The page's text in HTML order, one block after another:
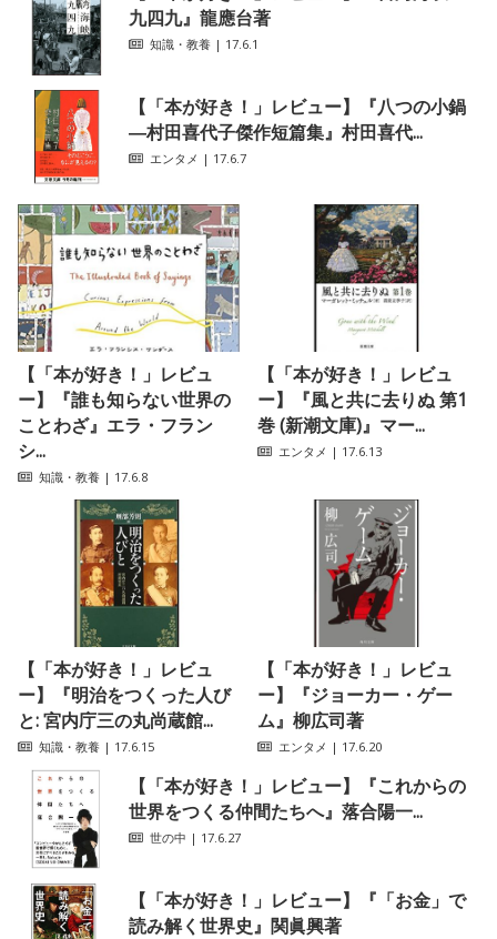
九四九』龍應台著
知識・教養 | 17.6.1
【「本が好き！」レビュー】『八つの小鍋
―村田喜代子傑作短篇集』村田喜代...
エンタメ | 17.6.7
【「本が好き！」レビュ
ー】『誰も知らない世界の
ことわざ』エラ・フラン
シ...
知識・教養 | 17.6.8
【「本が好き！」レビュ
ー】『風と共に去りぬ 第1
巻 (新潮文庫)』マー...
エンタメ | 17.6.13
【「本が好き！」レビュ
ー】『明治をつくった人び
と: 宮内庁三の丸尚蔵館...
知識・教養 | 17.6.15
【「本が好き！」レビュ
ー】『ジョーカー・ゲー
ム』柳広司著
エンタメ | 17.6.20
【「本が好き！」レビュー】『これからの
世界をつくる仲間たちへ』落合陽一...
世の中 | 17.6.27
【「本が好き！」レビュー】『「お金」で
読み解く世界史』関眞興著